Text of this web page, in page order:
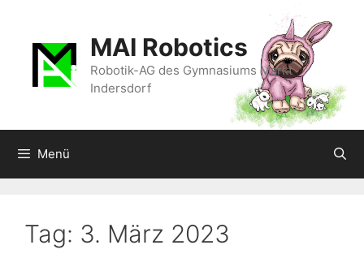
springen
MAI Robotics
Robotik-AG des Gymnasiums Markt
Indersdorf
Menü
Tag: 3. März 2023